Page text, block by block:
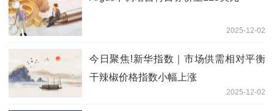
2025-12-02
今日聚焦!新华指数｜市场供需相对平衡
干辣椒价格指数小幅上涨
2025-12-02